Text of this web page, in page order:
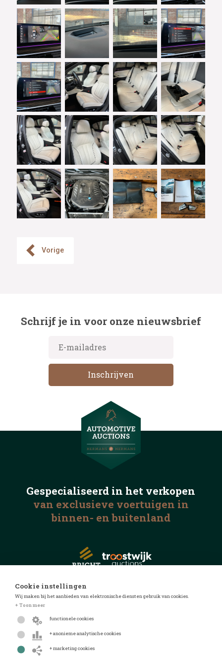
Vorige
Schrijf je in voor onze nieuwsbrief
Gespecialiseerd in het verkopen
van exclusieve voertuigen in
binnen- en buitenland
© 2026 Automotive Auctions
Privacyverklaring
Cookie instellingen
Wij maken bij het aanbieden van elektronische diensten gebruik van cookies.
+ Toon meer
functionele cookies
+ anonieme analytische cookies
+ marketing cookies